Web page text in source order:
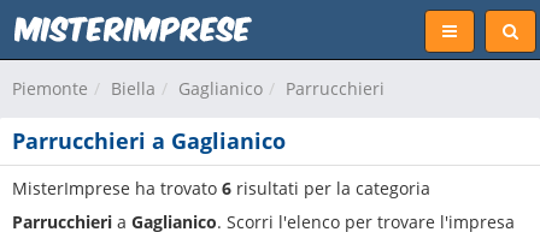
Piemonte Biella Gaglianico Parrucchieri
Parrucchieri a Gaglianico
MisterImprese ha trovato 6 risultati per la categoria
Parrucchieri a Gaglianico. Scorri l'elenco per trovare l'impresa